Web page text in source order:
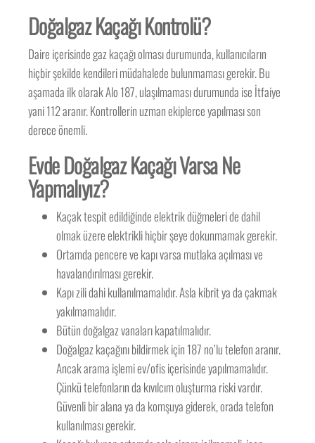
Doğalgaz Kaçağı Kontrolü?
Daire içerisinde gaz kaçağı olması durumunda, kullanıcıların
hiçbir şekilde kendileri müdahalede bulunmaması gerekir. Bu
aşamada ilk olarak Alo 187, ulaşılmaması durumunda ise İtfaiye
yani 112 aranır. Kontrollerin uzman ekiplerce yapılması son
derece önemli.
Evde Doğalgaz Kaçağı Varsa Ne
Yapmalıyız?
Kaçak tespit edildiğinde elektrik düğmeleri de dahil
olmak üzere elektrikli hiçbir şeye dokunmamak gerekir.
Ortamda pencere ve kapı varsa mutlaka açılması ve
havalandırılması gerekir.
Kapı zili dahi kullanılmamalıdır. Asla kibrit ya da çakmak
yakılmamalıdır.
Bütün doğalgaz vanaları kapatılmalıdır.
Doğalgaz kaçağını bildirmek için 187 no’lu telefon aranır.
Ancak arama işlemi ev/ofis içerisinde yapılmamalıdır.
Çünkü telefonların da kıvılcım oluşturma riski vardır.
Güvenli bir alana ya da komşuya giderek, orada telefon
kullanılması gerekir.